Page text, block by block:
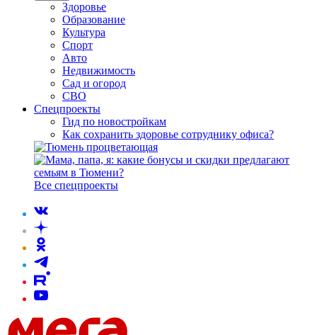
Здоровье
Образование
Культура
Спорт
Авто
Недвижимость
Сад и огород
СВО
Спецпроекты
Гид по новостройкам
Как сохранить здоровье сотруднику офиса?
Все спецпроекты